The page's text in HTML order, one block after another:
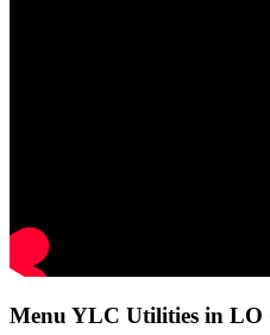
Menu YLC Utilities in LO